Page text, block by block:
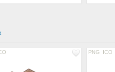
PNG ICO